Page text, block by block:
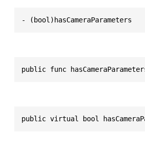
- (bool)hasCameraParameters
public func
public virtual bool